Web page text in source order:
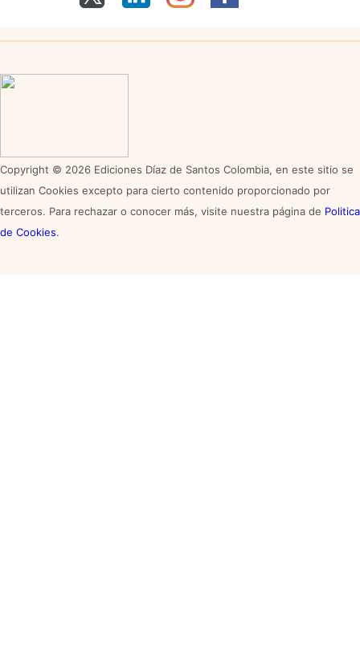
Copyright © 2026 Ediciones Díaz de Santos Colombia, en este sitio se
utilizan Cookies excepto para cierto contenido proporcionado por
terceros. Para rechazar o conocer más, visite nuestra página de Politica
de Cookies.